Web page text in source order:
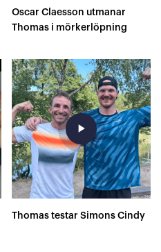
Oscar Claesson utmanar
Thomas i mörkerlöpning
play_arrow
Thomas testar Simons Cindy